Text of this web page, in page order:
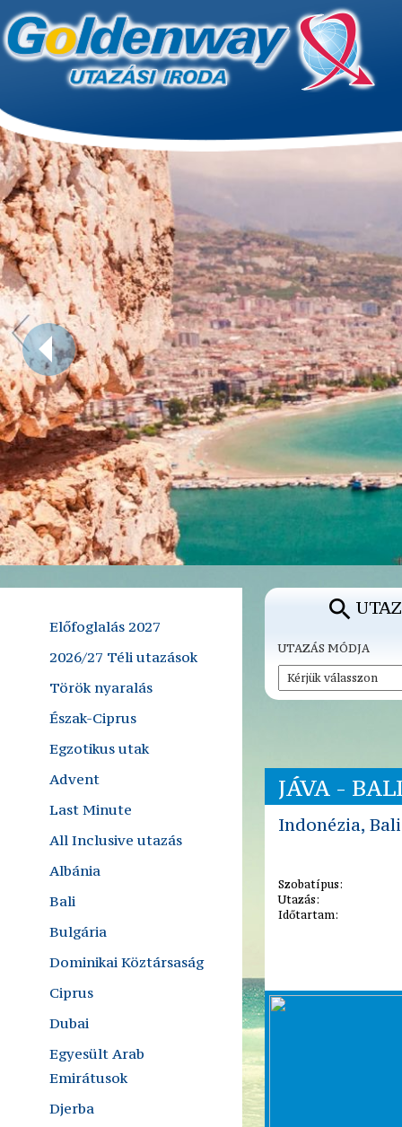
Előfoglalás 2027
2026/27 Téli utazások
Török nyaralás
Észak-Ciprus
Egzotikus utak
Advent
Last Minute
All Inclusive utazás
Albánia
Bali
Bulgária
Dominikai Köztársaság
Ciprus
Dubai
Egyesült Arab
Emirátusok
Djerba
UTAZÁS MÓDJA
JÁVA -
Indonézia,
Szobatípus:
Utazás:
Időtartam: